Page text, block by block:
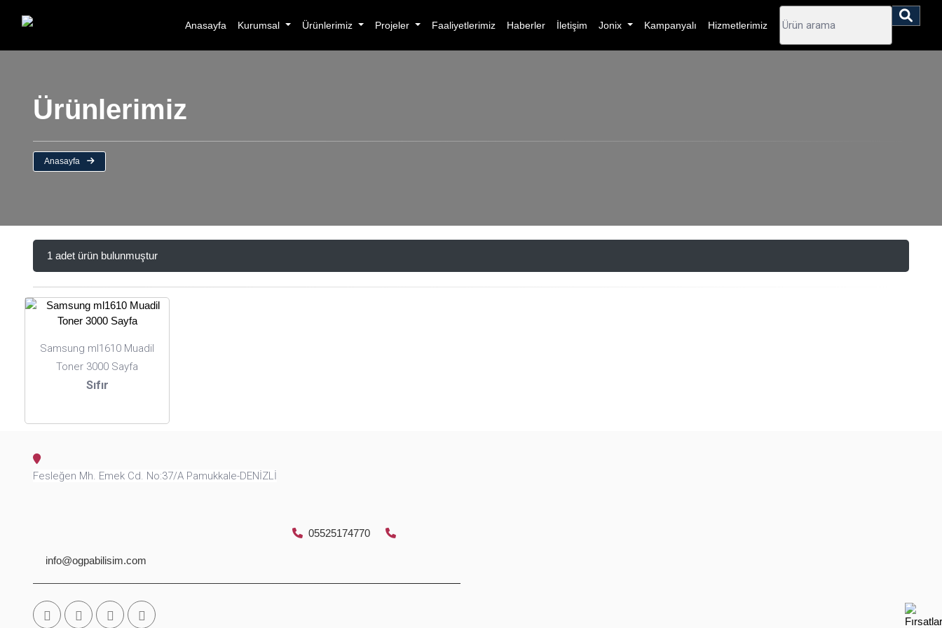
Anasayfa Kurumsal Ürünlerimiz Projeler Faaliyetlerimiz Haberler İletişim Jonix Kampanyalı Hizmetlerimiz
Ürünlerimiz
Anasayfa
1 adet ürün bulunmuştur
Samsung ml1610 Muadil
Toner 3000 Sayfa
Sıfır
Fesleğen Mh. Emek Cd. No:37/A Pamukkale-DENİZLİ
05525174770
info@ogpabilisim.com